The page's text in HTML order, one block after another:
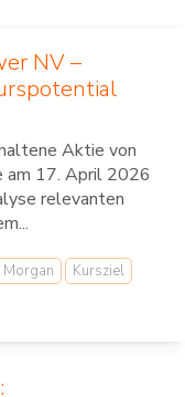
NV –
Aktie von
17. April 2026
relevanten
Morgan
Kursziel